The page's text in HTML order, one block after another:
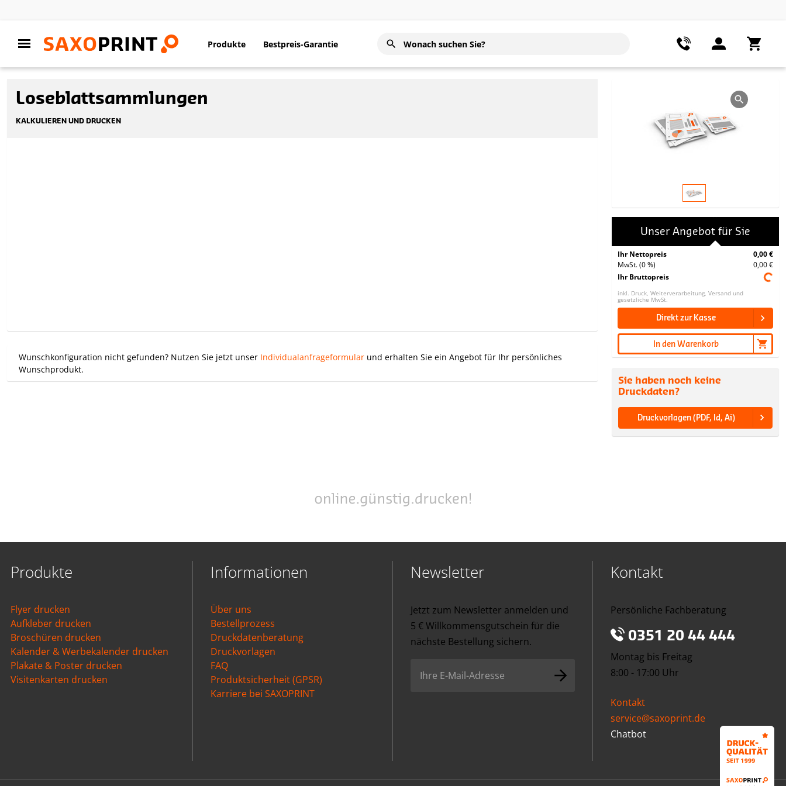
Produkte Bestpreis-Garantie
Loseblattsammlungen
KALKULIEREN UND DRUCKEN
Wunschkonfiguration nicht gefunden? Nutzen Sie jetzt unser Individualanfrageformular und erhalten Sie ein Angebot für Ihr persönliches
Wunschprodukt.
Unser Angebot für Sie
Ihr Nettopreis
0,00 €
MwSt. (0 %)
0,00 €
Ihr Bruttopreis
inkl. Druck, Weiterverarbeitung, Versand und
gesetzliche MwSt.
Direkt zur Kasse
In den Warenkorb
Sie haben noch keine
Druckdaten?
Druckvorlagen (PDF, Id, Ai)
Produkte
Flyer drucken
Aufkleber drucken
Broschüren drucken
Kalender & Werbekalender drucken
Plakate & Poster drucken
Visitenkarten drucken
Informationen
Über uns
Bestellprozess
Druckdatenberatung
Druckvorlagen
FAQ
Produktsicherheit (GPSR)
Karriere bei SAXOPRINT
Newsletter
Jetzt zum Newsletter anmelden und
5 € Willkommensgutschein für die
nächste Bestellung sichern.
Kontakt
Persönliche Fachberatung
0351 20 44 444
Montag bis Freitag
8:00 - 17:00 Uhr
Kontakt
service@saxoprint.de
Chatbot